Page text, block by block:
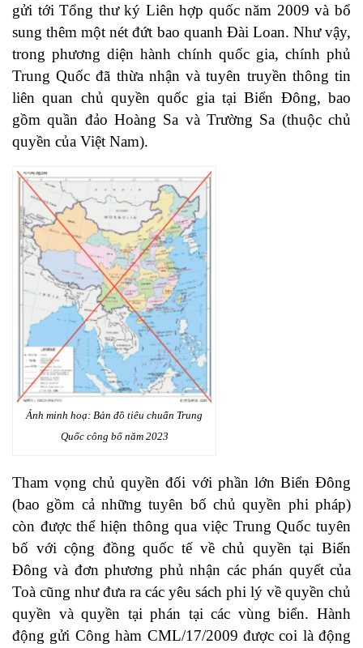
gửi tới Tổng thư ký Liên hợp quốc năm 2009 và bổ
sung thêm một nét đứt bao quanh Đài Loan. Như vậy,
trong phương diện hành chính quốc gia, chính phủ
Trung Quốc đã thừa nhận và tuyên truyền thông tin
liên quan chủ quyền quốc gia tại Biển Đông, bao
gồm quần đảo Hoàng Sa và Trường Sa (thuộc chủ
quyền của Việt Nam).
Ảnh minh hoạ: Bản đồ tiêu chuẩn Trung
Quốc công bố năm 2023
Tham vọng chủ quyền đối với phần lớn Biển Đông
(bao gồm cả những tuyên bố chủ quyền phi pháp)
còn được thể hiện thông qua việc Trung Quốc tuyên
bố với cộng đồng quốc tế về chủ quyền tại Biển
Đông và đơn phương phủ nhận các phán quyết của
Toà cũng như đưa ra các yêu sách phi lý về quyền chủ
quyền và quyền tại phán tại các vùng biển. Hành
động gửi Công hàm CML/17/2009 được coi là động